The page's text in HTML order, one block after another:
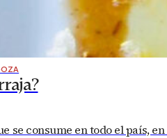
se consume en todo el país,